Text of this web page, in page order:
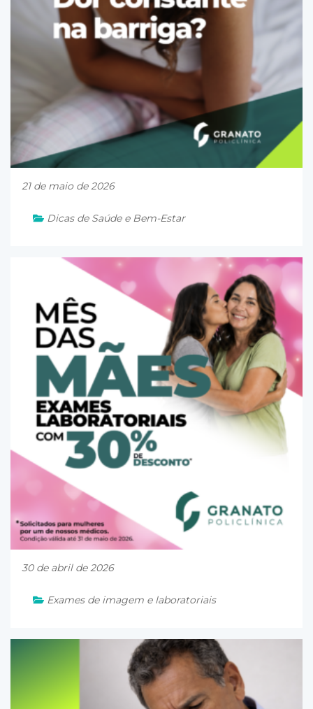
21 de maio de 2026
Dicas de Saúde e Bem-Estar
30 de abril de 2026
Exames de imagem e laboratoriais